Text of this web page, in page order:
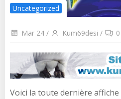
Uncategorized
Mar 24 / Kum69desi / 0
Voici la toute dernière